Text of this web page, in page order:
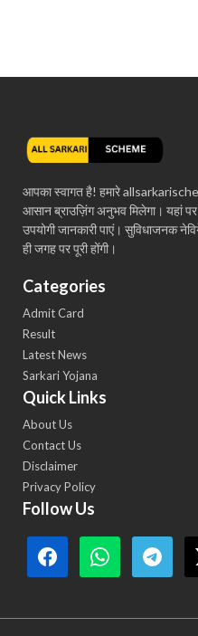
आपका स्वागत है! हमारे
आसान ब्राउज़िंग अनुभव मिलेगा। यहां
उपयोगी जानकारी पाएं। सुविधाजनक
ही जगह पर पूरी होंगी।
Categories
Admit Card
Result
Latest News
Sarkari Yojana
Quick Links
About Us
Contact Us
Disclaimer
Privacy Policy
Follow Us